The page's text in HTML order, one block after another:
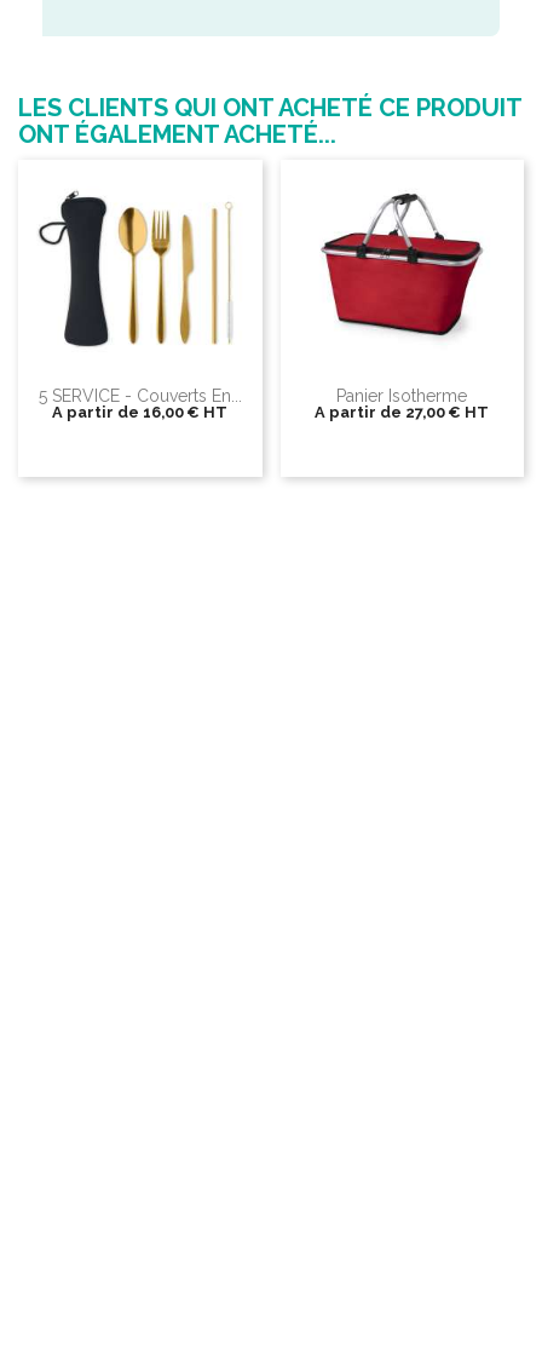
LES CLIENTS QUI ONT ACHETÉ CE PRODUIT
ONT ÉGALEMENT ACHETÉ...
5 SERVICE - Couverts En...
A partir de 16,00 € HT
Panier Isotherme
A partir de 27,00 € HT